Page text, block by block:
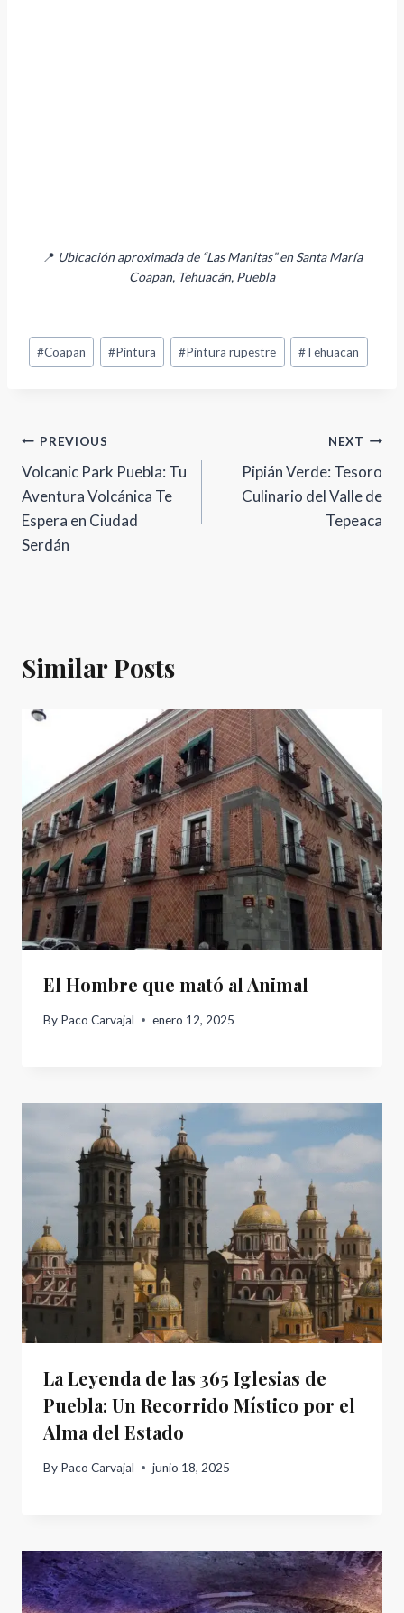
📍 Ubicación aproximada de “Las Manitas” en Santa María
Coapan, Tehuacán, Puebla
Post
Tags:
#Coapan #Pintura #Pintura rupestre #Tehuacan
Navegación
de
entradas
PREVIOUS
Volcanic Park Puebla: Tu
Aventura Volcánica Te
Espera en Ciudad
Serdán
NEXT
Pipián Verde: Tesoro
Culinario del Valle de
Tepeaca
Similar Posts
El Hombre que mató al Animal
By Paco Carvajal enero 12, 2025
La Leyenda de las 365 Iglesias de
Puebla: Un Recorrido Místico por el
Alma del Estado
By Paco Carvajal junio 18, 2025